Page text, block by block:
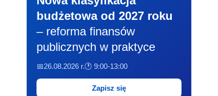
budżetowa od 2027 roku
– reforma finansów
publicznych w praktyce
📅26.08.2026 r.🕐 9:00-13:00
Zapisz się